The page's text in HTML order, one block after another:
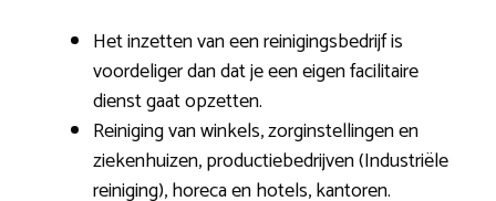
Het inzetten van een reinigingsbedrijf is
voordeliger dan dat je een eigen facilitaire
dienst gaat opzetten.
Reiniging van winkels, zorginstellingen en
ziekenhuizen, productiebedrijven (Industriële
reiniging), horeca en hotels, kantoren.